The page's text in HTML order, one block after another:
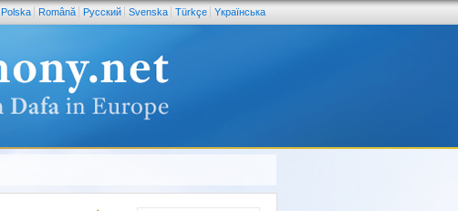
Polska Română Pусский Svenska Türkçe Yкраїнська